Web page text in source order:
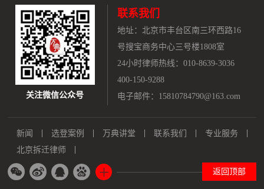
关注微信公众号
联系我们
地址： 北京市丰台区南三环西路16
号搜宝商务中心三号楼1808室
24小时律师热线：010-8639-3036
400-150-9288
电子邮件：15810784790@163.com
新闻 选登案例 万典讲堂 联系我们
专业服务
北京拆迁律师
返回顶部